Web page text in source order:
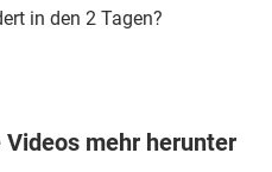
in den 2 Tagen?
mehr herunter